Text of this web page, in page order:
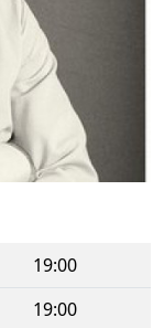
19:00
19:00